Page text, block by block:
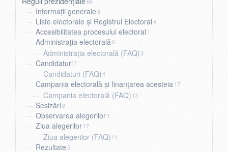
Informații generale3
Liste electorale și Registrul Electoral4
Accesibilitatea procesului electoral 1
Administrația electorală6
Administrația electorală (FAQ)3
Candidaturi7
Candidaturi (FAQ)4
Campania electorală și finanțarea acesteia17
Campania electorală (FAQ)13
Sesizări8
Observarea alegerilor1
Ziua alegerilor17
Ziua alegerilor (FAQ)11
Rezultate2